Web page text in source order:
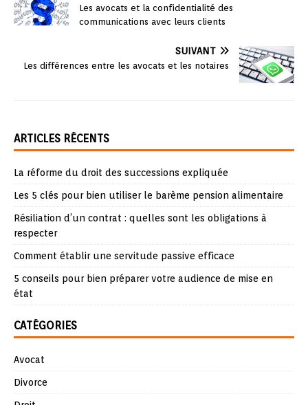
Les avocats et la confidentialité des
communications avec leurs clients
SUIVANT
Les différences entre les avocats et les notaires
ARTICLES RÉCENTS
La réforme du droit des successions expliquée
Les 5 clés pour bien utiliser le barème pension alimentaire
Résiliation d’un contrat : quelles sont les obligations à
respecter
Comment établir une servitude passive efficace
5 conseils pour bien préparer votre audience de mise en
état
CATÉGORIES
Avocat
Divorce